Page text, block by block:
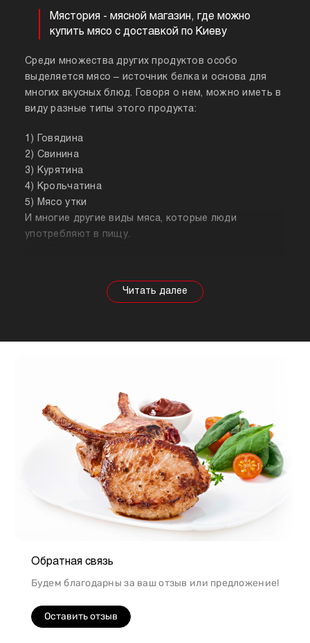
Мястория - мясной магазин, где можно
купить мясо с доставкой по Киеву
Среди множества других продуктов особо
выделяется мясо – источник белка и основа для
многих вкусных блюд. Говоря о нем, можно иметь в
виду разные типы этого продукта:
1) Говядина
2) Свинина
3) Курятина
4) Крольчатина
5) Мясо утки
И многие другие виды мяса, которые люди
употребляют в пищу.
полезных свойствах. Важно понимать, что в
зависимости от животного свойства продукта
подходит для шашлыка, а мясо перепела отлично
Обратная связь
Будем благодарны за ваш отзыв или предложение!
Оставить отзыв